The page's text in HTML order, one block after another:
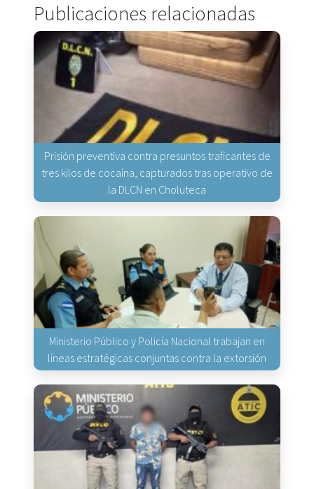
Publicaciones relacionadas
Prisión preventiva contra presuntos traficantes de
tres kilos de cocaína, capturados tras operativo de
la DLCN en Choluteca
Ministerio Público y Policía Nacional trabajan en
líneas estratégicas conjuntas contra la extorsión